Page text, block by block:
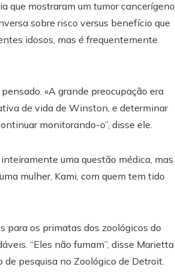
que mostraram um tumor cancerígeno
sobre risco versus benefício que
idosos, mas é frequentemente
«A grande preocupação era
de vida de Winston, e determinar
monitorando-o”, disse ele.
uma questão médica, mas
mulher, Kami, com quem tem tido
para os primatas dos zoológicos do
“Eles não fumam”, disse Marietta
de pesquisa no Zoológico de Detroit.